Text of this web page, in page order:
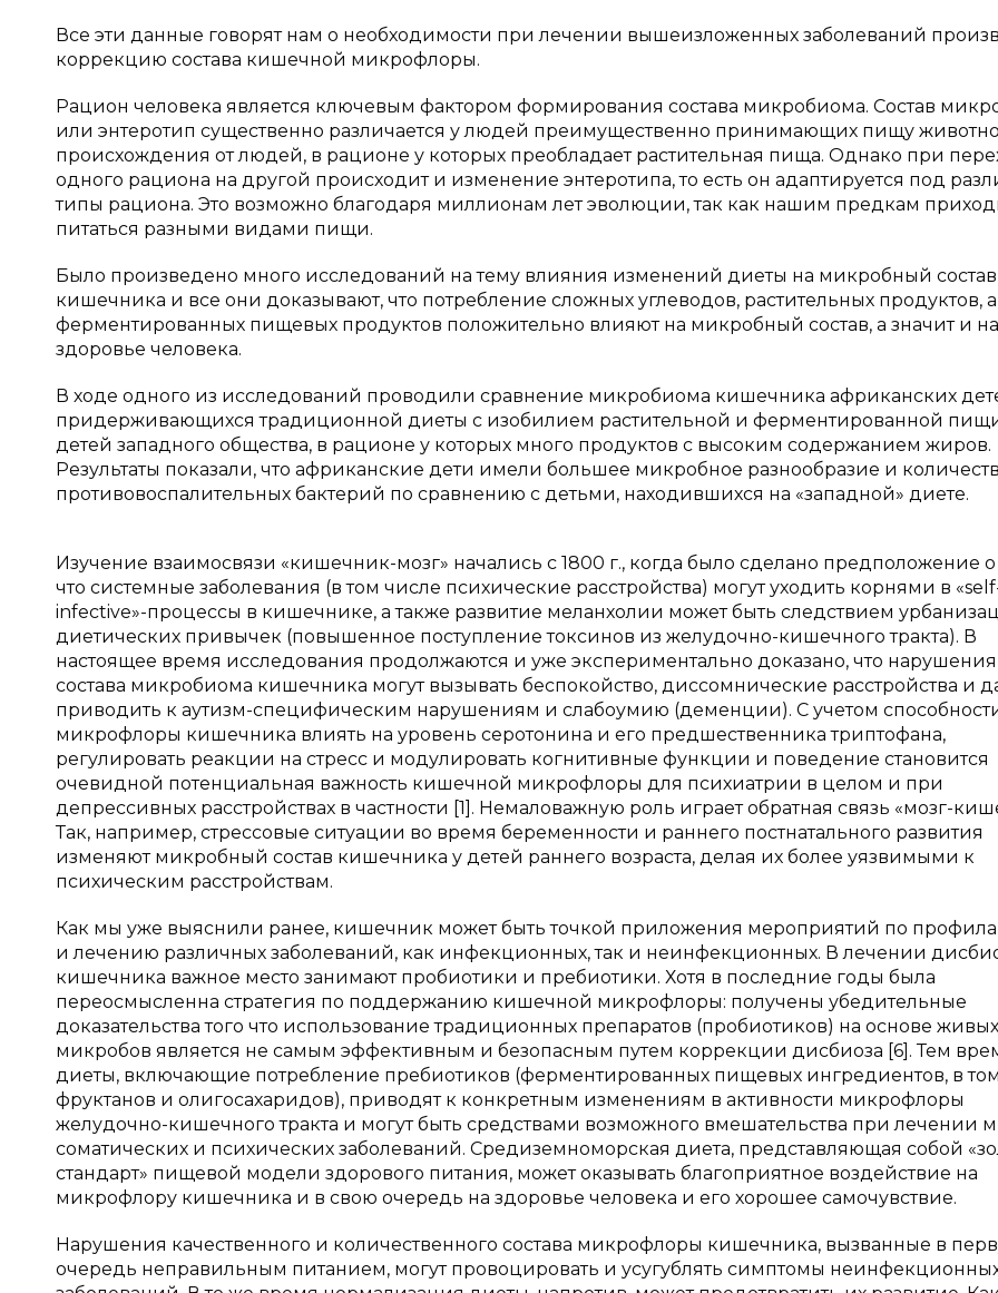
Все эти данные говорят нам о необходимости при лечении вышеизложенных заболеваний
коррекцию состава кишечной микрофлоры.
Рацион человека является ключевым фактором формирования состава микробиома. Состав
или энтеротип существенно различается у людей преимущественно принимающих пищу
происхождения от людей, в рационе у которых преобладает растительная пища. Однако при
одного рациона на другой происходит и изменение энтеротипа, то есть он адаптируется под
типы рациона. Это возможно благодаря миллионам лет эволюции, так как нашим предкам
питаться разными видами пищи.
Было произведено много исследований на тему влияния изменений диеты на микробный состав
кишечника и все они доказывают, что потребление сложных углеводов, растительных продуктов,
ферментированных пищевых продуктов положительно влияют на микробный состав, а значит и на
здоровье человека.
В ходе одного из исследований проводили сравнение микробиома кишечника африканских
придерживающихся традиционной диеты с изобилием растительной и ферментированной
детей западного общества, в рационе у которых много продуктов с высоким содержанием жиров.
Результаты показали, что африканские дети имели большее микробное разнообразие и
противовоспалительных бактерий по сравнению с детьми, находившихся на «западной» диете.
Изучение взаимосвязи «кишечник-мозг» начались с 1800 г., когда было сделано предположение о
что системные заболевания (в том числе психические расстройства) могут уходить корнями в
infective»-процессы в кишечнике, а также развитие меланхолии может быть следствием
диетических привычек (повышенное поступление токсинов из желудочно-кишечного тракта). В
настоящее время исследования продолжаются и уже экспериментально доказано, что нарушения
состава микробиома кишечника могут вызывать беспокойство, диссомнические расстройства и
приводить к аутизм-специфическим нарушениям и слабоумию (деменции). С учетом
микрофлоры кишечника влиять на уровень серотонина и его предшественника триптофана,
регулировать реакции на стресс и модулировать когнитивные функции и поведение становится
очевидной потенциальная важность кишечной микрофлоры для психиатрии в целом и при
депрессивных расстройствах в частности [1]. Немаловажную роль играет обратная связь «мозг-
Так, например, стрессовые ситуации во время беременности и раннего постнатального развития
изменяют микробный состав кишечника у детей раннего возраста, делая их более уязвимыми к
психическим расстройствам.
Как мы уже выяснили ранее, кишечник может быть точкой приложения мероприятий по
и лечению различных заболеваний, как инфекционных, так и неинфекционных. В лечении
кишечника важное место занимают пробиотики и пребиотики. Хотя в последние годы была
переосмысленна стратегия по поддержанию кишечной микрофлоры: получены убедительные
доказательства того что использование традиционных препаратов (пробиотиков) на основе живых
микробов является не самым эффективным и безопасным путем коррекции дисбиоза [6]. Тем
диеты, включающие потребление пребиотиков (ферментированных пищевых ингредиентов, в
фруктанов и олигосахаридов), приводят к конкретным изменениям в активности микрофлоры
желудочно-кишечного тракта и могут быть средствами возможного вмешательства при лечении
соматических и психических заболеваний. Средиземноморская диета, представляющая собой
стандарт» пищевой модели здорового питания, может оказывать благоприятное воздействие на
микрофлору кишечника и в свою очередь на здоровье человека и его хорошее самочувствие.
Нарушения качественного и количественного состава микрофлоры кишечника, вызванные в
очередь неправильным питанием, могут провоцировать и усугублять симптомы